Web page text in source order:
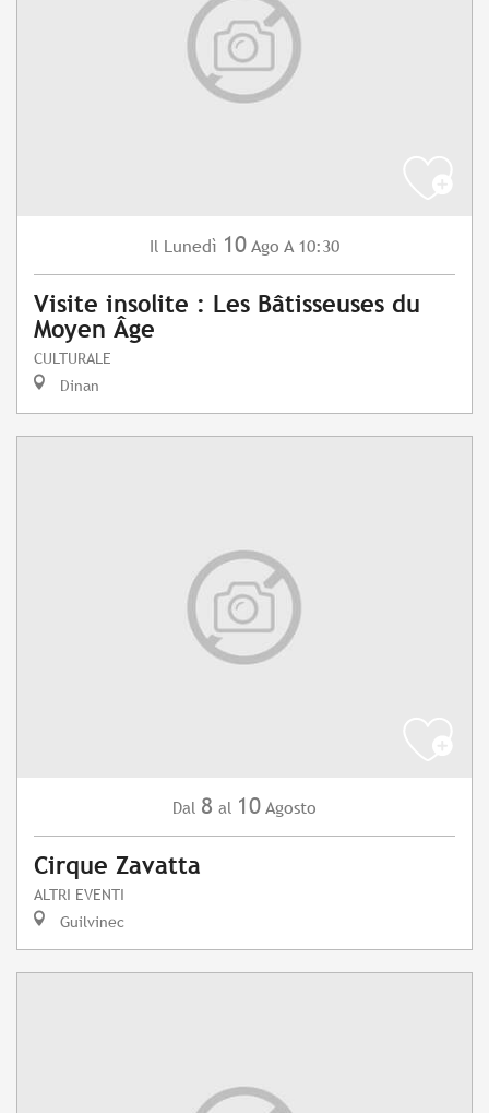
Il Lunedì 10 Ago A 10:30
Visite insolite : Les Bâtisseuses du
Moyen Âge
CULTURALE
Dinan
Dal 8 al 10 Agosto
Cirque Zavatta
ALTRI EVENTI
Guilvinec